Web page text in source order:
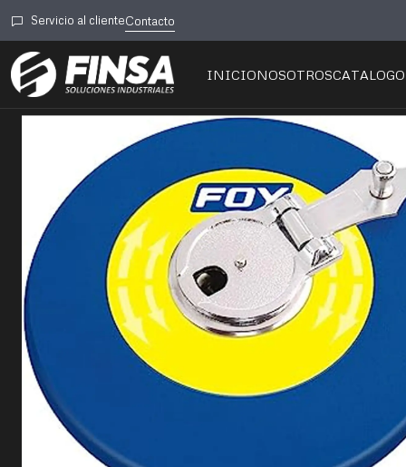
INICIONOSOTROSCATALOGO
Servicio al clienteContacto